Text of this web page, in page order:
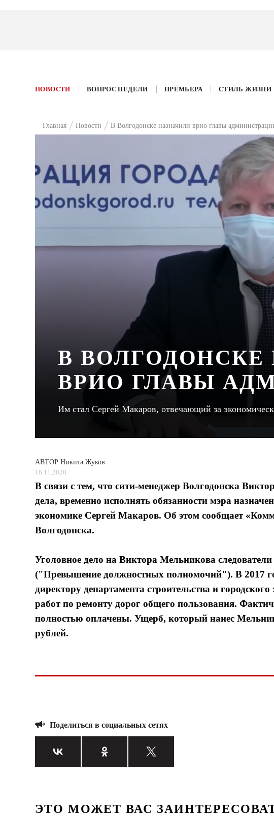
НОВОСТИ ВОПРОС НЕДЕЛИ ПРЕМЬЕРА СТИЛЬ ЖИЗНИ
Главная Новости В Волгодонске назначили врио главы
В ВОЛГОДОНСКЕ
ВРИО ГЛАВЫ
Им стал Сергей Макаров, отвечающий за
АВТОР Никита Жуков
16.11.2020
В связи с тем, что сити-менеджер Волгодонска
дела, временно исполнять обязанности мэра
экономике Сергей Макаров. Об этом сообщает
Волгодонска.
Уголовное дело на Виктора Мельникова
("Превышение должностных полномочий"). В 2017
директору департамента строительства и
работ по ремонту дорог общего пользования.
полностью оплачены. Ущерб, который нанес
рублей.
Поделиться в социальных сетях
ЭТО МОЖЕТ ВАС